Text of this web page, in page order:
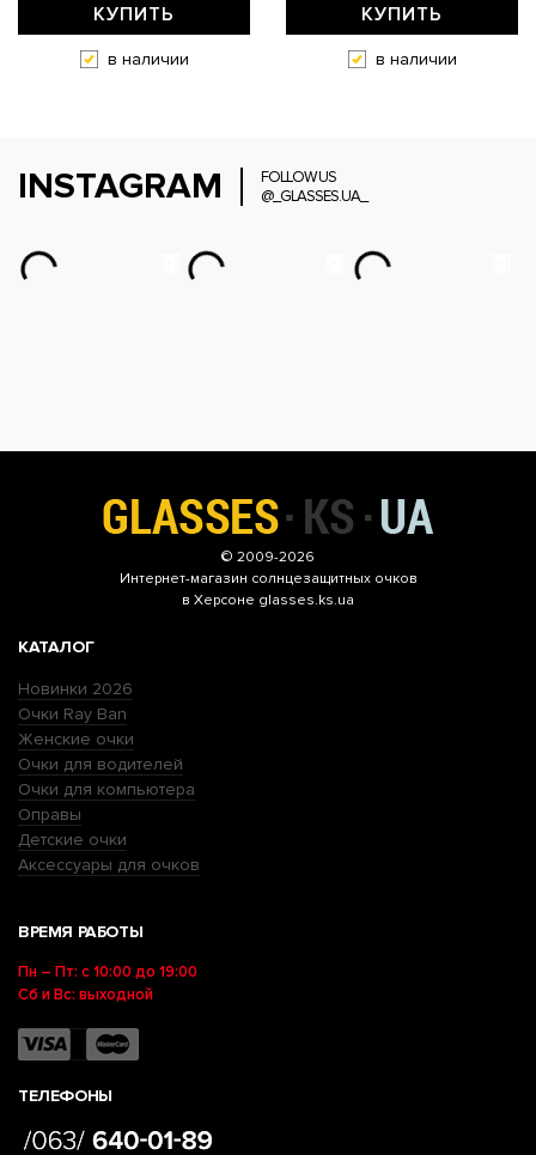
КУПИТЬ
в наличии
КУПИТЬ
в наличии
INSTAGRAM
FOLLOW US
@_GLASSES.UA_
© 2009-2026
Интернет-магазин солнцезащитных очков
в Херсоне glasses.ks.ua
КАТАЛОГ
Новинки 2026
Очки Ray Ban
Женские очки
Очки для водителей
Очки для компьютера
Оправы
Детские очки
Аксессуары для очков
ВРЕМЯ РАБОТЫ
Пн – Пт: с 10:00 до 19:00
Сб и Вс: выходной
ТЕЛЕФОНЫ